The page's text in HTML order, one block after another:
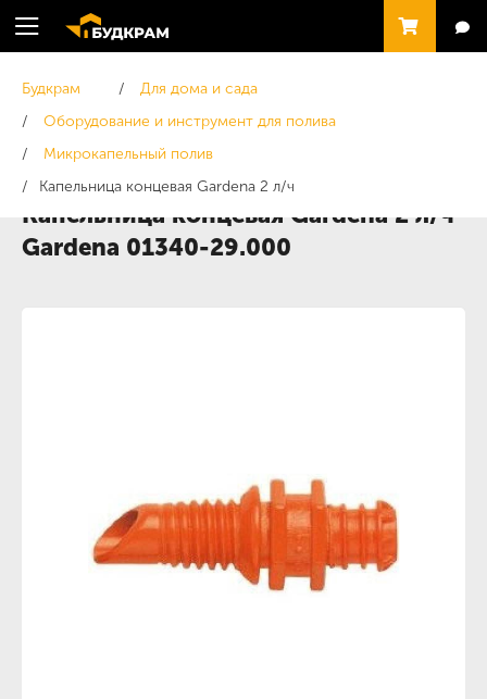
Будкрам
Для дома и сада
Оборудование и инструмент для полива
Микрокапельный полив
Капельница концевая Gardena 2 л/ч
Капельница концевая Gardena 2 л/ч
Gardena 01340-29.000